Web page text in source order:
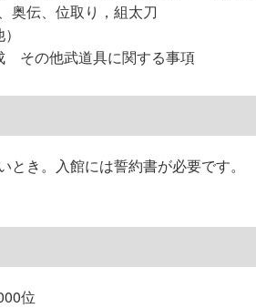
、位取り，組太刀
その他武道具に関する事項
とき。入館には誓約書が必要です。
位